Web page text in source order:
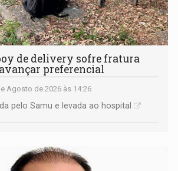
de delivery sofre fratura
preferencial
Agosto de 2026 às 14:26
pelo Samu e levada ao hospital